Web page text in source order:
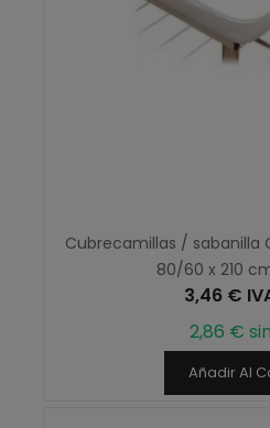
Cubrecamillas / sabanilla
80/60 x 210
3,46 €
2,86 €
Añadir Al